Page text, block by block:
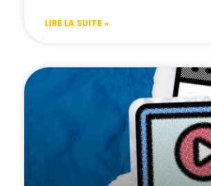
LIRE LA SUITE »